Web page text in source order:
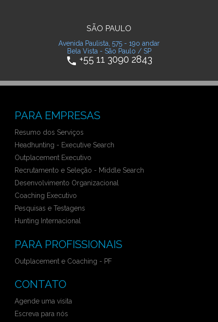
SÃO PAULO
Avenida Paulista, 575 - 19o andar
Bela Vista - São Paulo / SP
phone +55 11 3090 2843
PARA EMPRESAS
Resumo dos Serviços
Headhunting - Executive Search
Outplacement Executivo
Recrutamento e Seleção - Middle Search
Desenvolvimento Organizacional
Coaching Executivo
Pesquisas e Testagens
Hunting Internacional
PARA PROFISSIONAIS
Outplacement e Coaching - PF
CONTATO
Agende uma visita
Escreva para nós